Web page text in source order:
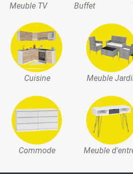
Meuble TV Buffet
Cuisine Meuble
Commode Meuble